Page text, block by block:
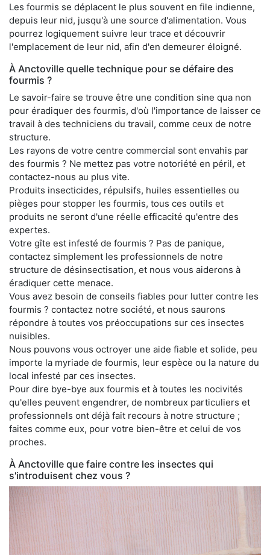
Les fourmis se déplacent le plus souvent en file indienne,
depuis leur nid, jusqu'à une source d'alimentation. Vous
pourrez logiquement suivre leur trace et découvrir
l'emplacement de leur nid, afin d'en demeurer éloigné.
À Anctoville quelle technique pour se défaire des
fourmis ?
Le savoir-faire se trouve être une condition sine qua non
pour éradiquer des fourmis, d'où l'importance de laisser ce
travail à des techniciens du travail, comme ceux de notre
structure.
Les rayons de votre centre commercial sont envahis par
des fourmis ? Ne mettez pas votre notoriété en péril, et
contactez-nous au plus vite.
Produits insecticides, répulsifs, huiles essentielles ou
pièges pour stopper les fourmis, tous ces outils et
produits ne seront d'une réelle efficacité qu'entre des
expertes.
Votre gîte est infesté de fourmis ? Pas de panique,
contactez simplement les professionnels de notre
structure de désinsectisation, et nous vous aiderons à
éradiquer cette menace.
Vous avez besoin de conseils fiables pour lutter contre les
fourmis ? contactez notre société, et nous saurons
répondre à toutes vos préoccupations sur ces insectes
nuisibles.
Nous pouvons vous octroyer une aide fiable et solide, peu
importe la myriade de fourmis, leur espèce ou la nature du
local infesté par ces insectes.
Pour dire bye-bye aux fourmis et à toutes les nocivités
qu'elles peuvent engendrer, de nombreux particuliers et
professionnels ont déjà fait recours à notre structure ;
faites comme eux, pour votre bien-être et celui de vos
proches.
À Anctoville que faire contre les insectes qui
s'introduisent chez vous ?